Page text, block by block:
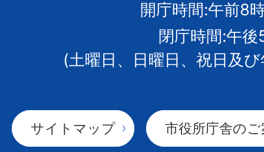
章
開庁時間:午前8
閉庁時間:午後
(土曜日、日曜日、祝日及
サイトマップ 市役所庁舎の